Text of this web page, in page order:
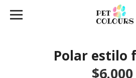
Polar estilo
$6.000